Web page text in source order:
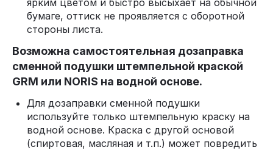
ярким цветом и быстро высыхает на обычной
бумаге, оттиск не проявляется с оборотной
стороны листа.
Возможна самостоятельная дозаправка
сменной подушки штемпельной краской
GRM или NORIS на водной основе.
Для дозаправки сменной подушки
используйте только штемпельную краску на
водной основе. Краска с другой основой
(спиртовая, масляная и т.п.) может повредить